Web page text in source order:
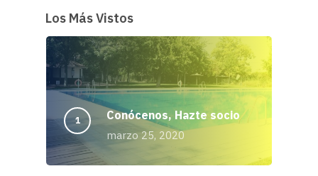
Los Más Vistos
Conócenos, Hazte socio
marzo 25, 2020